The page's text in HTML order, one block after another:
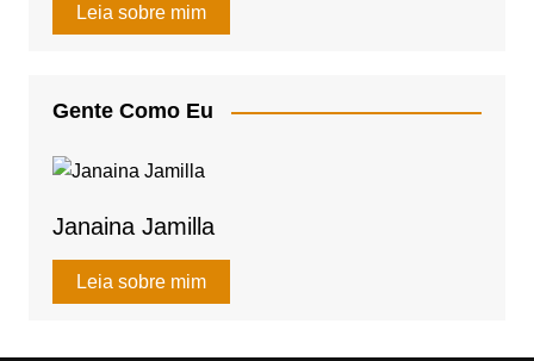
at
p
p
c
o
o
ail
Leia sobre mim
Gente Como Eu
Janaina Jamilla
Leia sobre mim